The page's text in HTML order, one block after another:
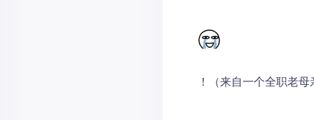
！（来自一个全职老母